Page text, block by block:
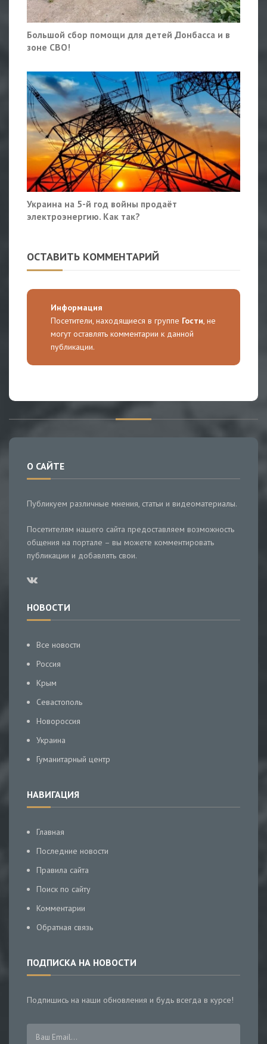
Большой сбор помощи для детей Донбасса и в
зоне СВО!
Украина на 5-й год войны продаёт
электроэнергию. Как так?
ОСТАВИТЬ КОММЕНТАРИЙ
Информация
Посетители, находящиеся в группе Гости, не
могут оставлять комментарии к данной
публикации.
О САЙТЕ
Публикуем различные мнения, статьи и видеоматериалы.
Посетителям нашего сайта предоставляем возможность
общения на портале – вы можете комментировать
публикации и добавлять свои.
НОВОСТИ
Все новости
Россия
Крым
Севастополь
Новороссия
Украина
Гуманитарный центр
НАВИГАЦИЯ
Главная
Последние новости
Правила сайта
Поиск по сайту
Комментарии
Обратная связь
ПОДПИСКА НА НОВОСТИ
Подпишись на наши обновления и будь всегда в курсе!